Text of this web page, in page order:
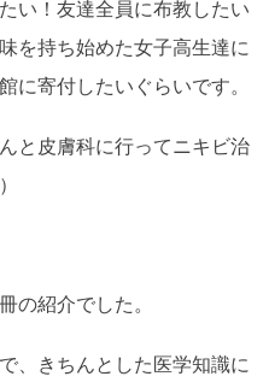
い！友達全員に布教したい
を持ち始めた女子高生達に
に寄付したいぐらいです。
と皮膚科に行ってニキビ治
の紹介でした。
、きちんとした医学知識に